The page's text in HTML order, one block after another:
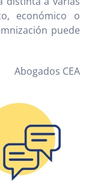
económico o
puede
Abogados CEA